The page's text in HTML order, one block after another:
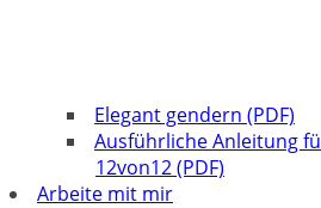
Elegant gendern (PDF)
Ausführliche Anleitung
12von12 (PDF)
Arbeite mit mir